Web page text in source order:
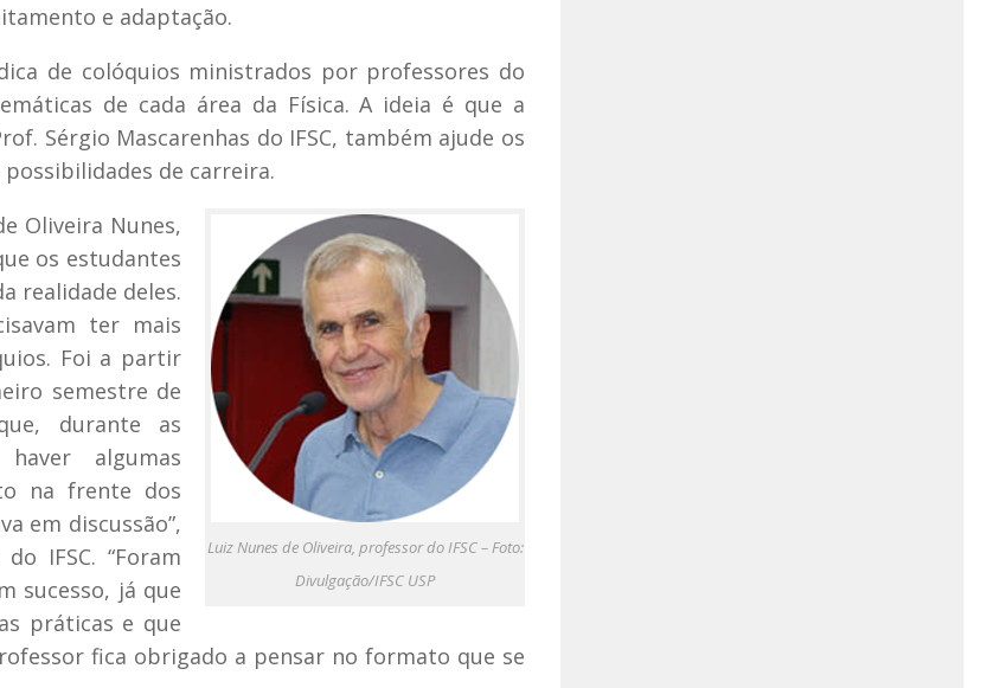
e adaptação.
de colóquios ministrados por professores do
de cada área da Física. A ideia é que a
Sérgio Mascarenhas do IFSC, também ajude os
de carreira.
Luiz Nunes de Oliveira, professor do IFSC – Foto:
Divulgação/IFSC USP
Oliveira Nunes,
os estudantes
realidade deles.
ter mais
Foi a partir
semestre de
durante as
algumas
na frente dos
em discussão”,
IFSC. “Foram
sucesso, já que
práticas e que
fica obrigado a pensar no formato que se